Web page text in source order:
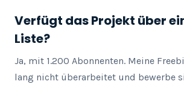
Verfügt das Projekt über
Liste?
Ja, mit 1.200 Abonnenten. Meine
lang nicht überarbeitet und bewerbe